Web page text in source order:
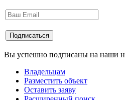
Вы успешно подписаны на наши
Владельцам
Разместить объект
Оставить заяву